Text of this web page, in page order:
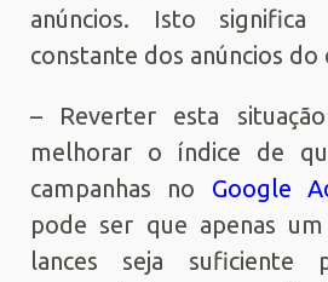
anúncios. Isto significa
constante dos anúncios
– Reverter esta
melhorar o índice de
campanhas no Google
pode ser que apenas
lances seja suficiente